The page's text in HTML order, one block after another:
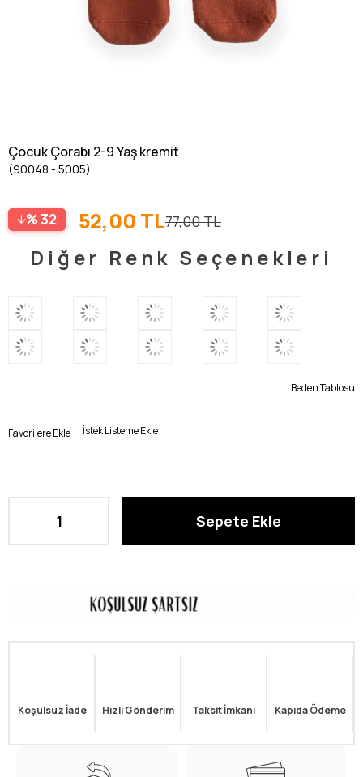
Çocuk Çorabı 2-9 Yaş kremit
(90048 - 5005)
32 77,00 TL
52,00 TL
Diğer Renk Seçenekleri
Beden Tablosu
Favorilere Ekle İstek Listeme Ekle
Koşulsuz İade Hızlı Gönderim Taksit İmkanı Kapıda Ödeme